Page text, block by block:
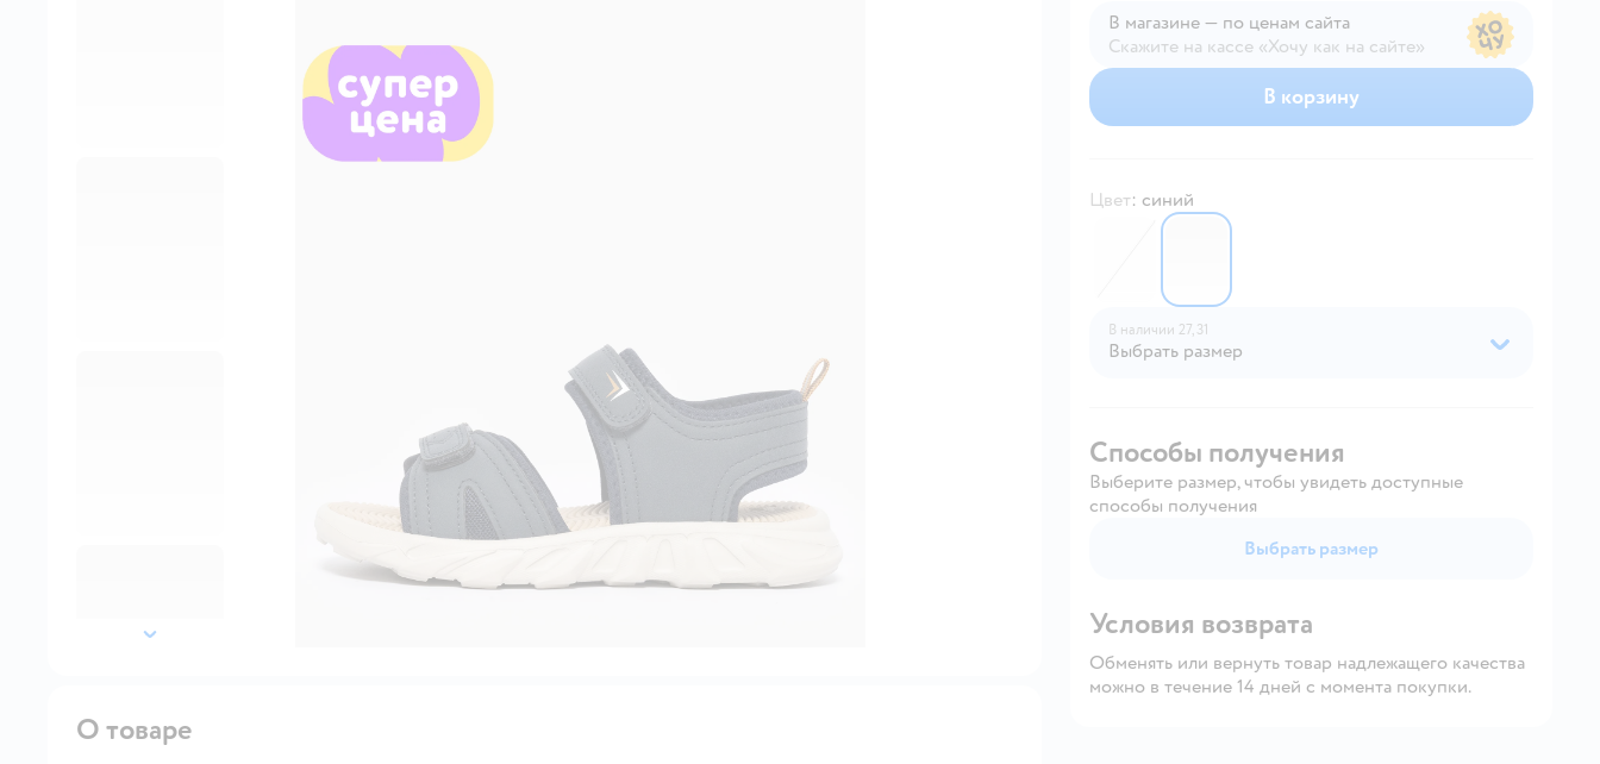
далее
В магазине — по ценам сайта
Скажите на кассе «Хочу как на сайте»
В магазине — по ценам сайта
В корзину
Цвет: синий
6745710
6745711
В наличии 27, 31
Выбрать размер
Способы получения
Выберите размер, чтобы увидеть доступные
способы получения
Выбрать размер
Условия возврата
Обменять или вернуть товар надлежащего качества
можно в течение 14 дней с момента покупки.
О товаре